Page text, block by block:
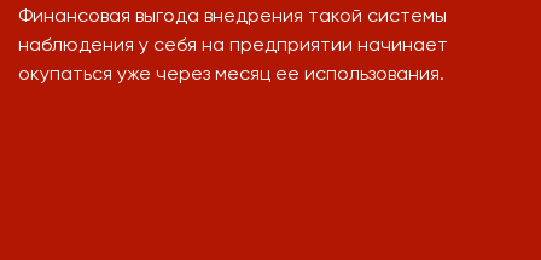
Финансовая выгода внедрения такой системы
наблюдения у себя на предприятии начинает
окупаться уже через месяц ее использования.